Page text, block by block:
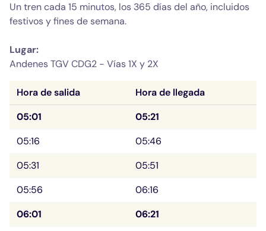
Un tren cada 15 minutos, los 365 días del año, incluidos
Lugar:
Andenes TGV CDG2 - Vías 1X y 2X
Hora de salida
Hora de llegada
05:01
05:21
05:16
05:46
05:31
05:51
05:56
06:16
06:01
06:21